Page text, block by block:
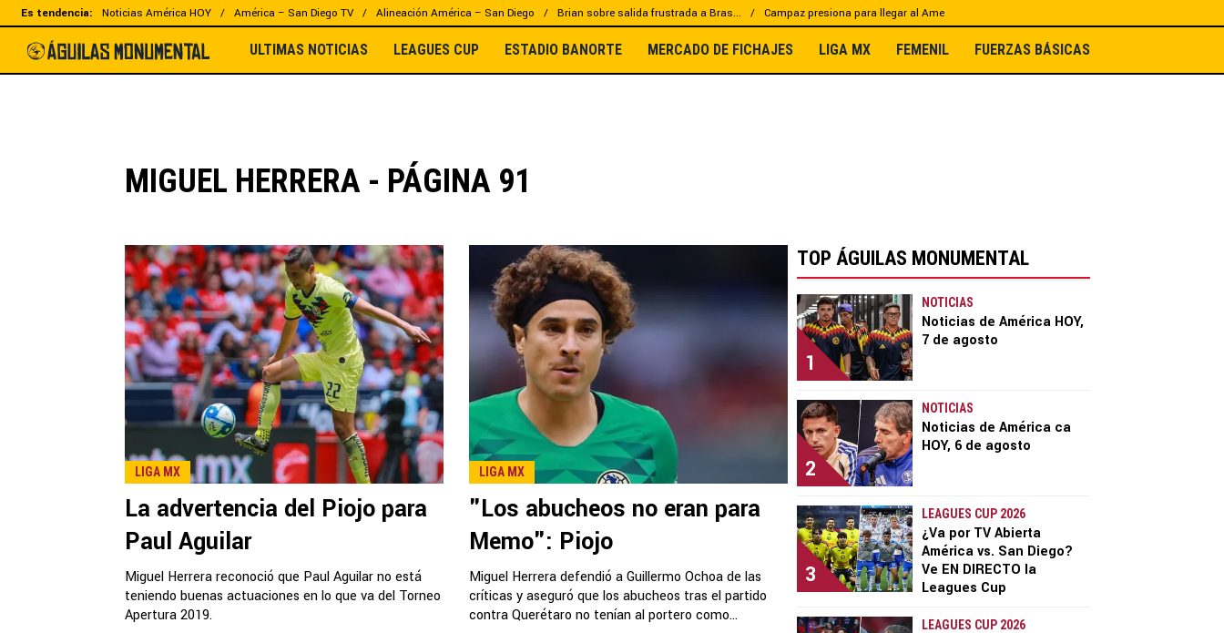
Es tendencia: Noticias América HOY América – San Diego TV Alineación América – San Diego Brian sobre salida frustrada a Bras... Campaz presiona para llegar al Ame
ULTIMAS NOTICIAS LEAGUES CUP ESTADIO BANORTE MERCADO DE FICHAJES LIGA MX FEMENIL FUERZAS BÁSICAS
MIGUEL HERRERA - PÁGINA 91
LIGA MX
La advertencia del Piojo para
Paul Aguilar
Miguel Herrera reconoció que Paul Aguilar no está
teniendo buenas actuaciones en lo que va del Torneo
Apertura 2019.
LIGA MX
"Los abucheos no eran para
Memo": Piojo
Miguel Herrera defendió a Guillermo Ochoa de las
críticas y aseguró que los abucheos tras el partido
contra Querétaro no tenían al portero como...
TOP ÁGUILAS MONUMENTAL
1
NOTICIAS
Noticias de América HOY,
7 de agosto
2
NOTICIAS
Noticias de América ca
HOY, 6 de agosto
3
LEAGUES CUP 2026
¿Va por TV Abierta
América vs. San Diego?
Ve EN DIRECTO la
Leagues Cup
LEAGUES CUP 2026